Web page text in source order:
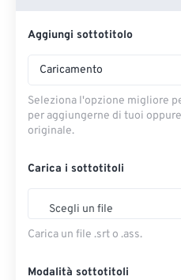
Aggiungi sottotitolo
Caricamento
Seleziona l'opzione migliore
per aggiungerne di tuoi
originale.
Carica i sottotitoli
Scegli un file
Carica un file .srt o .ass.
Modalità sottotitoli